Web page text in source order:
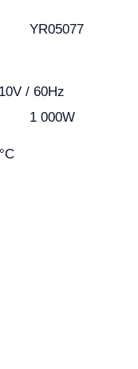
YR05077
/ 60Hz
1 000W